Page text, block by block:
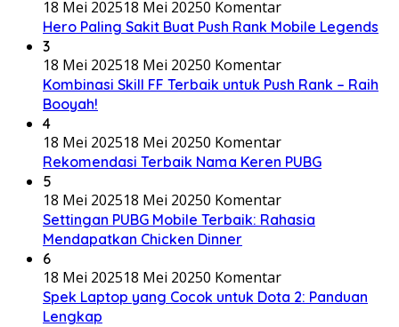
18 Mei 202518 Mei 20250 Komentar
Hero Paling Sakit Buat Push Rank Mobile Legends
3
18 Mei 202518 Mei 20250 Komentar
Kombinasi Skill FF Terbaik untuk Push Rank – Raih
Booyah!
4
18 Mei 202518 Mei 20250 Komentar
Rekomendasi Terbaik Nama Keren PUBG
5
18 Mei 202518 Mei 20250 Komentar
Settingan PUBG Mobile Terbaik: Rahasia
Mendapatkan Chicken Dinner
6
18 Mei 202518 Mei 20250 Komentar
Spek Laptop yang Cocok untuk Dota 2: Panduan
Lengkap